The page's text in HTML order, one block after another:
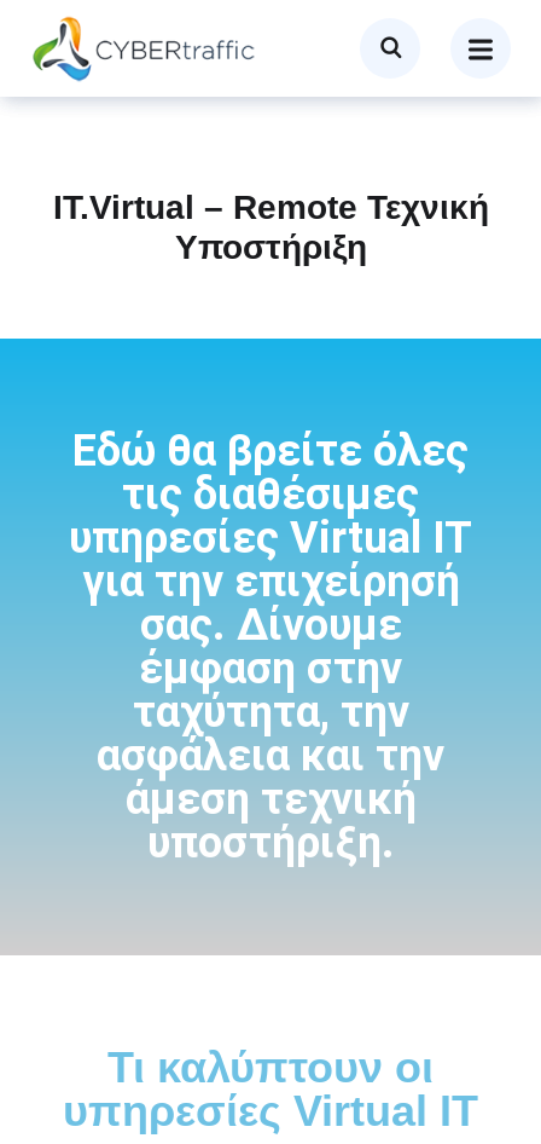
IT.Virtual – Remote Τεχνική
Υποστήριξη
Εδώ θα βρείτε όλες
τις διαθέσιμες
υπηρεσίες Virtual IT
για την επιχείρησή
σας. Δίνουμε
έμφαση στην
ταχύτητα, την
ασφάλεια και την
άμεση τεχνική
υποστήριξη.
Τι καλύπτουν οι
υπηρεσίες Virtual IT